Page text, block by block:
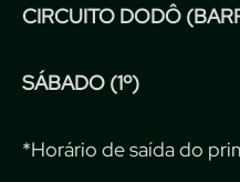
CIRCUITO DODÔ
SÁBADO (1º)
*Horário de saída do